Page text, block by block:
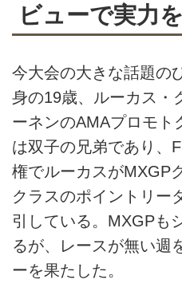
ビューで実力
今大会の大きな話題の
身の19歳、ルーカス・
ーネンのAMAプロモト
は双子の兄弟であり、
権でルーカスがMXGP
クラスのポイントリー
引している。MXGPも
るが、レースが無い週
ーを果たした。